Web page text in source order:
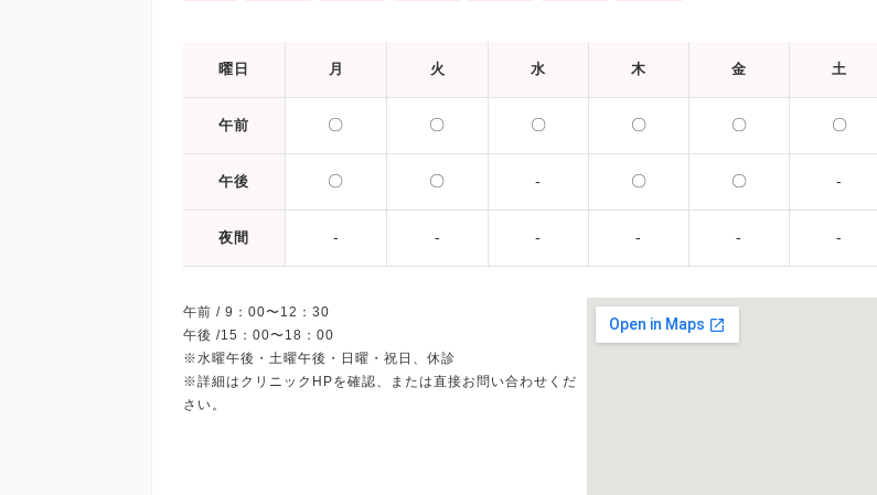
曜日 月 火 水 木 金 土
午前 〇 〇 〇 〇 〇 〇
午後 〇 〇 - 〇 〇 -
夜間 - - - - - -
午前 / 9：00〜12：30
午後 /15：00〜18：00
※水曜午後・土曜午後・日曜・祝日、休診
※詳細はクリニックHPを確認、または直接お問い合わせくだ